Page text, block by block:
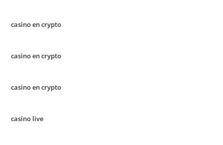
casino en crypto
casino en crypto
casino en crypto
casino live